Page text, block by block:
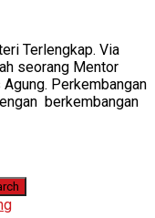
Terlengkap. Via
seorang Mentor
Perkembangan
berkembangan